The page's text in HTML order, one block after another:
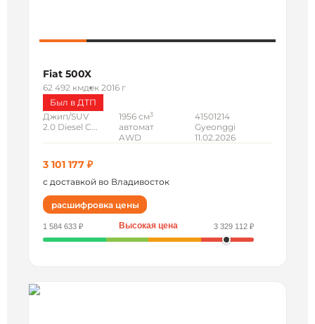
Fiat 500X
62 492 кмдек 2016 г
Был в ДТП
Джип/SUV
2.0 Diesel C...
1956 см3
автомат
AWD
41501214
Gyeonggi
11.02.2026
3 101 177 ₽
с доставкой во Владивосток
расшифровка цены
1 584 633 ₽ Высокая цена 3 329 112 ₽